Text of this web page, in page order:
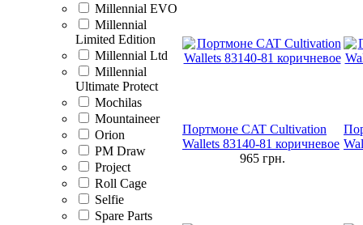
Millennial EVO
Millennial
Limited Edition
Millennial Ltd
Millennial
Ultimate Protect
Mochilas
Mountaineer
Orion
PM Draw
Project
Roll Cage
Selfie
Spare Parts
Портмоне CAT Cultivation
Wallets 83140-81 коричневое
965грн.